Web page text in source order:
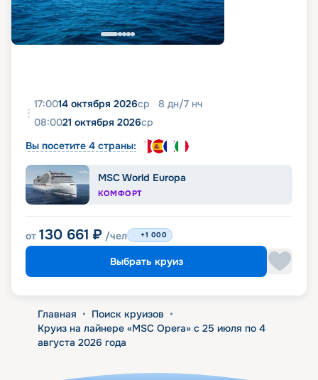
17:0014 октября 2026ср 8 дн/7 нч
08:0021 октября 2026ср
Вы посетите 4 страны:
MSC World Europa
КОМФОРТ
от 130 661 ₽ /чел +1 000
Выбрать круиз
Главная • Поиск круизов •
Круиз на лайнере «MSC Opera» с 25 июля по 4
августа 2026 года